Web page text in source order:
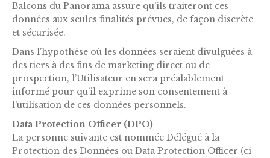
Balcons du Panorama assure qu’ils traiteront ces
données aux seules finalités prévues, de façon discrète
et sécurisée.
Dans l’hypothèse où les données seraient divulguées à
des tiers à des fins de marketing direct ou de
prospection, l’Utilisateur en sera préalablement
informé pour qu’il exprime son consentement à
l’utilisation de ces données personnels.
Data Protection Officer (DPO)
La personne suivante est nommée Délégué à la
Protection des Données ou Data Protection Officer (ci-